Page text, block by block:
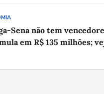
Sena não tem
em R$ 135 milhões;